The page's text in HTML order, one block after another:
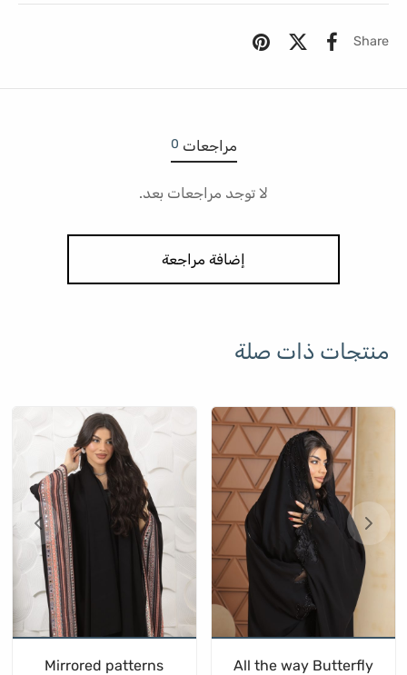
Share
مراجعات 0
لا توجد مراجعات بعد.
إضافة مراجعة
منتجات ذات صلة
All the way Butterfly
Mirrored patterns